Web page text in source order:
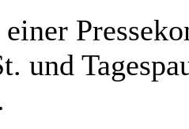
und